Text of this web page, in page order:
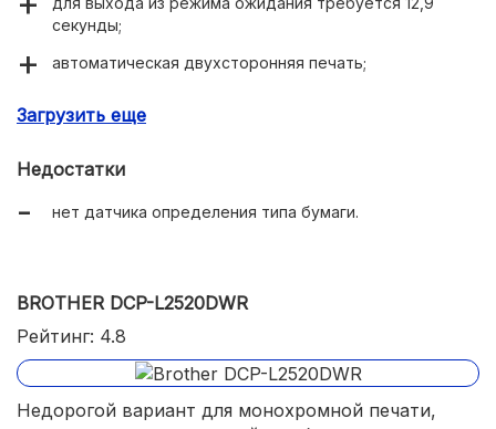
секунды;
автоматическая двухсторонняя печать;
Загрузить еще
Недостатки
нет датчика определения типа бумаги.
BROTHER DCP-L2520DWR
Рейтинг: 4.8
Недорогой вариант для монохромной печати,